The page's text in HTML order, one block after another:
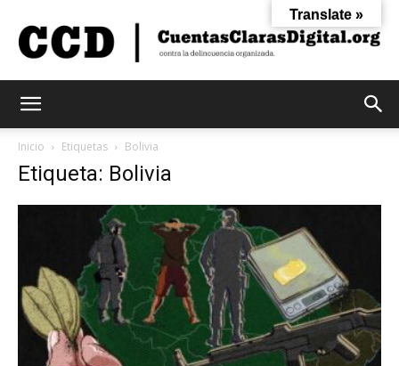
Digital
Inicio Etiquetas Bolivia
Etiqueta: Bolivia
Translate »